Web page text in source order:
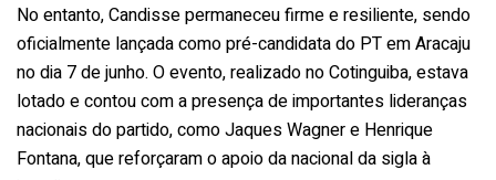
No entanto, Candisse permaneceu firme e resiliente, sendo
oficialmente lançada como pré-candidata do PT em Aracaju
no dia 7 de junho. O evento, realizado no Cotinguiba, estava
lotado e contou com a presença de importantes lideranças
nacionais do partido, como Jaques Wagner e Henrique
Fontana, que reforçaram o apoio da nacional da sigla à